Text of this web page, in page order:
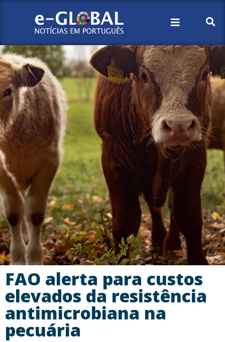
FAO alerta para custos
elevados da resistência
antimicrobiana na
pecuária